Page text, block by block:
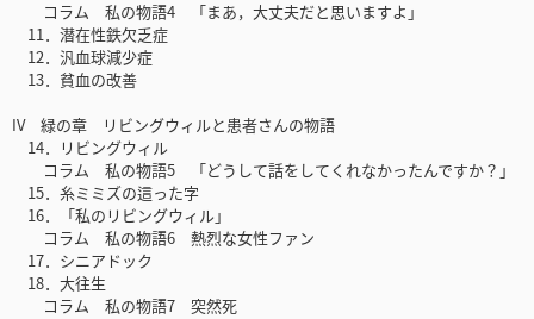
コラム 私の物語4 「まあ，大丈夫だと思いますよ」
11．潜在性鉄欠乏症
12．汎血球減少症
13．貧血の改善
IV 緑の章 リビングウィルと患者さんの物語
14．リビングウィル
コラム 私の物語5 「どうして話をしてくれなかったんですか？」
15．糸ミミズの這った字
16．「私のリビングウィル」
コラム 私の物語6 熱烈な女性ファン
17．シニアドック
18．大往生
コラム 私の物語7 突然死